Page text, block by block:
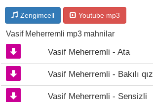
Zengimcell Youtube mp3
Vasif Meherremli mp3 mahnilar
Vasif Meherremli - Ata
Vasif Meherremli - Bakılı qız
Vasif Meherremli - Sensizli